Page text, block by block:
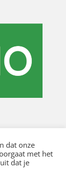
dat onze
met het
dat je